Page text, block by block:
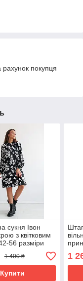
покупця
сукня Івон
з квітковим
56 разміри
1 400 ₴
Купити
1